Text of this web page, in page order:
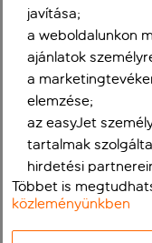
javítása;
a weboldalunkon
ajánlatok
a
elemzése;
az easyJet
tartalmak
hirdetési
Többet is
közleményünkben